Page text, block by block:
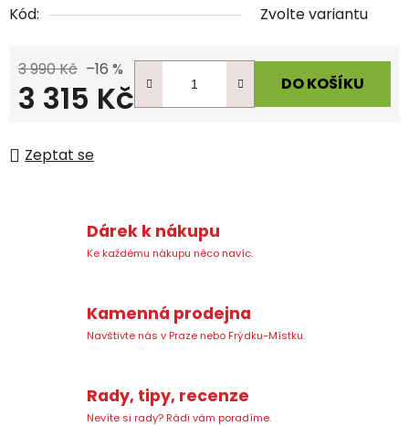
Kód:
Zvolte variantu
3 990 Kč –16 %
3 315 Kč DO KOŠÍKU
Zeptat se
Dárek k nákupu
Ke každému nákupu něco navíc.
Kamenná prodejna
Navštivte nás v Praze nebo Frýdku-Místku.
Rady, tipy, recenze
Nevíte si rady? Rádi vám poradíme.